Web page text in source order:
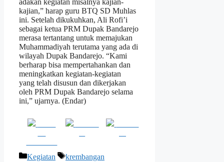
adakan kegiatan misalnya kajian-
kajian,” harap guru BTQ SD Muhlas
ini. Setelah dikukuhkan, Ali Rofi’i
sebagai ketua PRM Dupak Bandarejo
merasa tertantang untuk memajukan
Muhammadiyah terutama yang ada di
wilayah Dupak Bandarejo. “Kami
berharap bisa mempertahankan dan
meningkatkan kegiatan-kegiatan
yang telah disusun dan dikerjakan
oleh PRM Dupak Bandarejo selama
ini,” ujarnya. (Endar)
Kategori
Kegiatan Tag
krembangan